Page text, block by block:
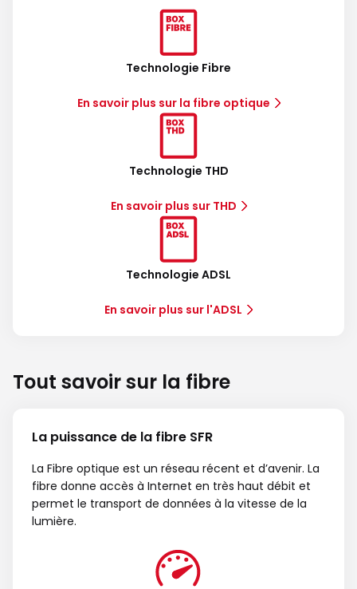
Technologie Fibre
En savoir plus sur la fibre optique
Technologie THD
En savoir plus sur THD
Technologie ADSL
En savoir plus sur l'ADSL
Tout savoir sur la fibre
La puissance de la fibre SFR
La Fibre optique est un réseau récent et d’avenir. La
fibre donne accès à Internet en très haut débit et
permet le transport de données à la vitesse de la
lumière.